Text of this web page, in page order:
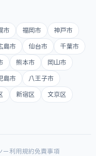
市 福岡市 神戸市
島市 仙台市 千葉市
熊本市 岡山市
島市 八王子市
新宿区 文京区
ー 利用規約免責事項